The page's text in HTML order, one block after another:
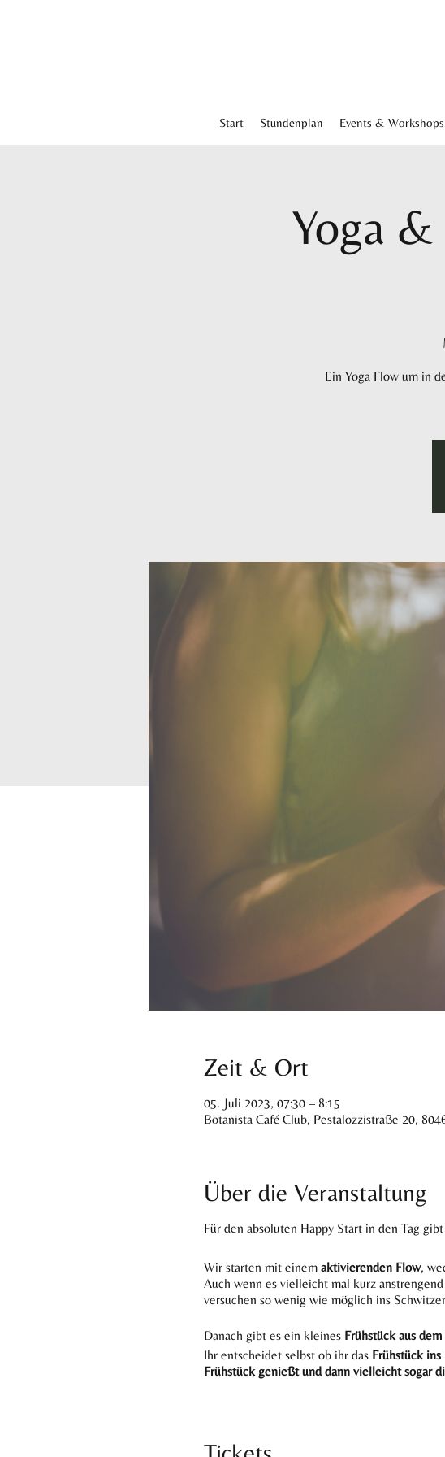
Start Stundenplan Events & Workshops
Yoga
Ein Yoga Flow um in
Zeit & Ort
05. Juli 2023, 07:30 – 8:15
Botanista Café Club, Pestalozzistraße 20,
Über die Veranstaltung
Für den absoluten Happy Start in den Tag
Wir starten mit einem aktivierenden Flow,
Auch wenn es vielleicht mal kurz
versuchen so wenig wie möglich ins
Danach gibt es ein kleinesFrühstück aus
Ihr entscheidet selbst ob ihr das Frühstück
Frühstück genießt und dann vielleicht sogar
bietet einen Zufluchtsort mit vielen Facetten,